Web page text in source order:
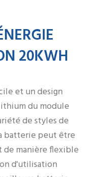
20KWH
et un design
du module
de styles de
batterie peut être
manière flexible
d'utilisation